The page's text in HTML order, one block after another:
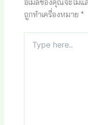
ถูกทำเครื่องหมาย *
here..